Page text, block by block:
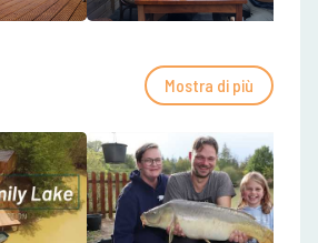
Mostra di più